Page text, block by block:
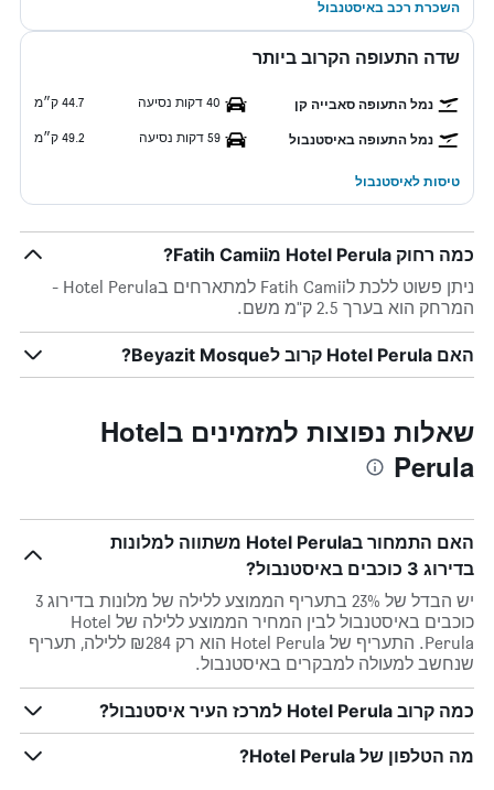
השכרת רכב באיסטנבול
שדה התעופה הקרוב ביותר
נמל התעופה סאבייה קן 40 דקות נסיעה 44.7 ק״מ
נמל התעופה באיסטנבול 59 דקות נסיעה 49.2 ק״מ
טיסות לאיסטנבול
כמה רחוק Hotel Perula מFatih Camii?
ניתן פשוט ללכת לFatih Camii למתארחים בHotel Perula -
המרחק הוא בערך 2.5 ק"מ משם.
האם Hotel Perula קרוב לBeyazit Mosque?
שאלות נפוצות למזמינים בHotel
Perula
האם התמחור בHotel Perula משתווה למלונות
בדירוג 3 כוכבים באיסטנבול?
יש הבדל של 23% בתעריף הממוצע ללילה של מלונות בדירוג 3
כוכבים באיסטנבול לבין המחיר הממוצע ללילה של Hotel
Perula. התעריף של Hotel Perula הוא רק ₪284 ללילה, תעריף
שנחשב למעולה למבקרים באיסטנבול.
כמה קרוב Hotel Perula למרכז העיר איסטנבול?
מה הטלפון של Hotel Perula?